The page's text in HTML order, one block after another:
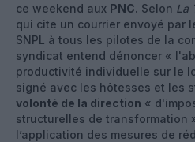
ce weekend aux PNC. Selon La
qui cite un courrier envoyé par
SNPL à tous les pilotes de la
syndicat entend dénoncer «
productivité individuelle sur le
signé avec les hôtesses et les
volonté de la direction «
structurelles de transformation
l’application des mesures de